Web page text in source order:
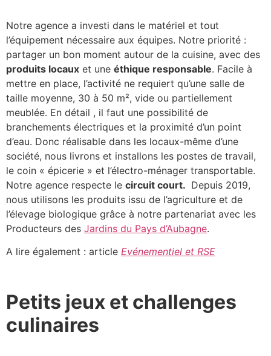
Notre agence a investi dans le matériel et tout
l’équipement nécessaire aux équipes. Notre priorité :
partager un bon moment autour de la cuisine, avec des
produits locaux et une éthique responsable. Facile à
mettre en place, l’activité ne requiert qu’une salle de
taille moyenne, 30 à 50 m², vide ou partiellement
meublée. En détail , il faut une possibilité de
branchements électriques et la proximité d’un point
d’eau. Donc réalisable dans les locaux-même d’une
société, nous livrons et installons les postes de travail,
le coin « épicerie » et l’électro-ménager transportable.
Notre agence respecte le circuit court. Depuis 2019,
nous utilisons les produits issu de l’agriculture et de
l’élevage biologique grâce à notre partenariat avec les
Producteurs des Jardins du Pays d’Aubagne.
A lire également : article Evénementiel et RSE
Petits jeux et challenges
culinaires